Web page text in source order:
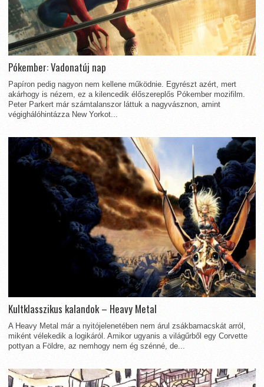
Pókember: Vadonatúj nap
Papíron pedig nagyon nem kellene működnie. Egyrészt azért, mert
akárhogy is nézem, ez a kilencedik élőszereplős Pókember mozifilm.
Peter Parkert már számtalanszor láttuk a nagyvásznon, amint
végighálóhintázza New Yorkot...
Kultklasszikus kalandok – Heavy Metal
A Heavy Metal már a nyitójelenetében nem árul zsákbamacskát arról,
miként vélekedik a logikáról. Amikor ugyanis a világűrből egy Corvette
pottyan a Földre, az nemhogy nem ég szénné, de...